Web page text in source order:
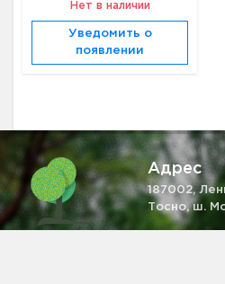
Нет в наличии
Уведомить о
появлении
Адрес
187002,
Тосно, ш.